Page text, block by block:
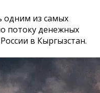
одним из самых
потоку денежных
в Кыргызстан.